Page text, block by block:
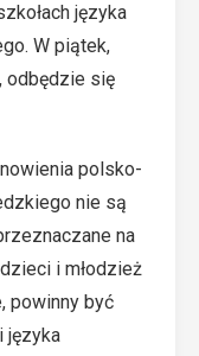
języka
W piątek,
odbędzie się
polsko-
nie są
na
i młodzież
powinny być
języka